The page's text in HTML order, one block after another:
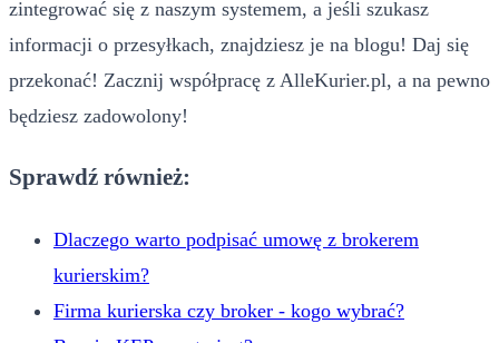
zintegrować się z naszym systemem, a jeśli szukasz
informacji o przesyłkach, znajdziesz je na blogu! Daj się
przekonać! Zacznij współpracę z AlleKurier.pl, a na pewno
będziesz zadowolony!
Sprawdź również:
Dlaczego warto podpisać umowę z brokerem
kurierskim?
Firma kurierska czy broker - kogo wybrać?